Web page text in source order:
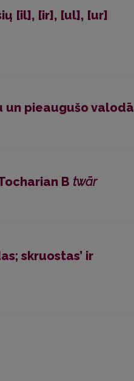
[il], [ir], [ul], [ur]
un pieaugušo valodā
B twār
skruostas’ ir